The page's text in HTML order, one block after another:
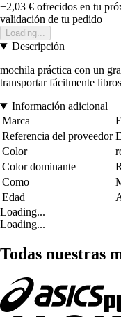
+2,03 € ofrecidos en tu
validación de tu pedido
Loading...
Descripción
mochila práctica con un
transportar fácilmente
Información adicional
Marca
Referencia del proveedor
Color
Color dominante
Como
Edad
Loading...
Loading...
Todas nuestras